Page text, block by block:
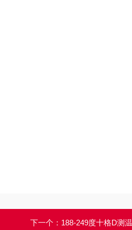
下一个： 188-249度十格D测